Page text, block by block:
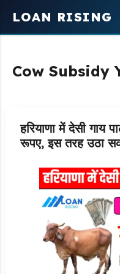
content
LOAN RISING
Cow Subsidy
हरियाणा में देसी गाय
रूपए, इस तरह उठा